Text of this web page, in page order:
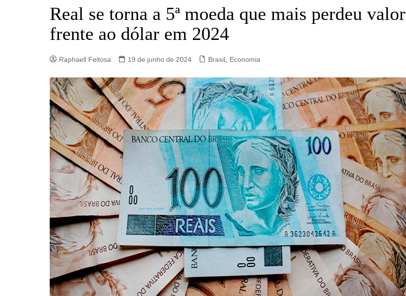
Campinorte
Campos Verdes
Ceres
Crixás
Estrela do Norte
Goianésia
Goiânia
Guarinos
Hidrolina
Ipiranga de Goiás
Itaberaí
Itaguaru
Itapuranga
Jaraguá
Jardim Paulista
Jataí
Real se torna a 5ª moeda que mais perdeu valor
frente ao dólar em 2024
Raphaell Feitosa 19 de junho de 2024 Brasil, Economia